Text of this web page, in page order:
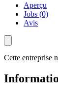
Aperçu
Jobs (0)
Avis
Cette entreprise